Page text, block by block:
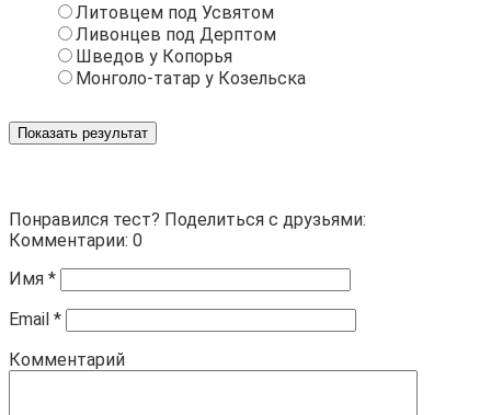
Литовцем под Усвятом
Ливонцев под Дерптом
Шведов у Копорья
Монголо-татар у Козельска
Показать результат
Понравился тест? Поделиться с друзьями:
Комментарии: 0
Имя *
Email *
Комментарий